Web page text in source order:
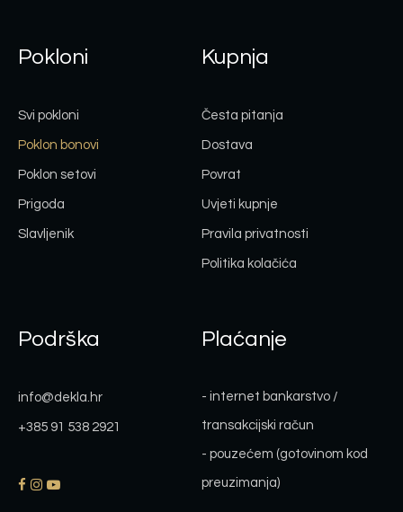
Pokloni
Svi pokloni
Poklon bonovi
Poklon setovi
Prigoda
Slavljenik
Kupnja
Česta pitanja
Dostava
Povrat
Uvjeti kupnje
Pravila privatnosti
Politika kolačića
Podrška
info@dekla.hr
+385 91 538 2921
Plaćanje
- internet bankarstvo /
transakcijski račun
- pouzećem (gotovinom kod
preuzimanja)